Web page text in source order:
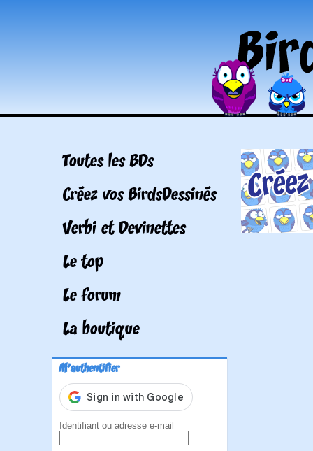
Toutes les BDs
Créez vos BirdsDessinés
Verbi et Devinettes
Le top
Le forum
La boutique
M'authentifier
Identifiant ou adresse e-mail